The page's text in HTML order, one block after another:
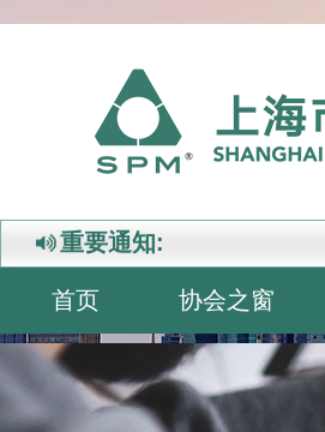
重要通知:
首页 协会之窗